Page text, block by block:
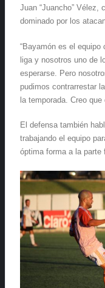
Juan “Juancho” Vélez,
dominado por los
“Bayamón es el
liga y nosotros uno de
esperarse. Pero
pudimos contrarrestar
la temporada. Creo que
El defensa también
trabajando el equipo
óptima forma a la parte